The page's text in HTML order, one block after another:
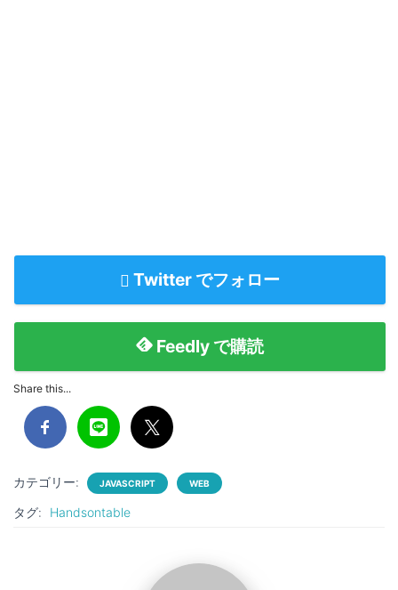
Twitter でフォロー
Feedly で購読
Share this...
カテゴリー: JAVASCRIPT WEB
タグ: Handsontable